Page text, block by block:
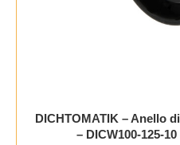
DICHTOMATIK – Anello
– DICW100-125-